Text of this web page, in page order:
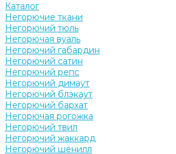
Каталог
Негорючие ткани
Негорючий тюль
Негорючая вуаль
Негорючий габардин
Негорючий сатин
Негорючий репс
Негорючий димаут
Негорючий блэкаут
Негорючий бархат
Негорючая рогожка
Негорючий твил
Негорючий жаккард
Негорючий шенилл